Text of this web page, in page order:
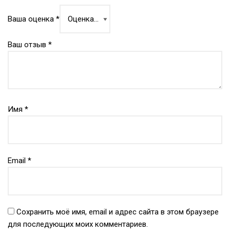
Ваша оценка *
Ваш отзыв *
Имя *
Email *
Сохранить моё имя, email и адрес сайта в этом браузере
для последующих моих комментариев.